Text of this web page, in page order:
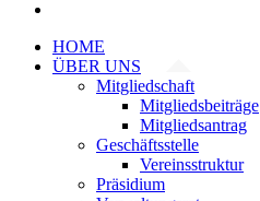
HOME
ÜBER UNS
Mitgliedschaft
Mitgliedsbeiträge
Mitgliedsantrag
Geschäftsstelle
Vereinsstruktur
Präsidium